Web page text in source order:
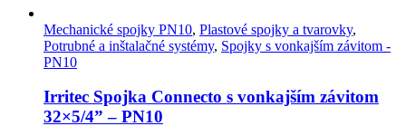
Mechanické spojky PN10, Plastové spojky a tvarovky,
Potrubné a inštalačné systémy, Spojky s vonkajším závitom -
PN10
Irritec Spojka Connecto s vonkajším závitom
32×5/4” – PN10